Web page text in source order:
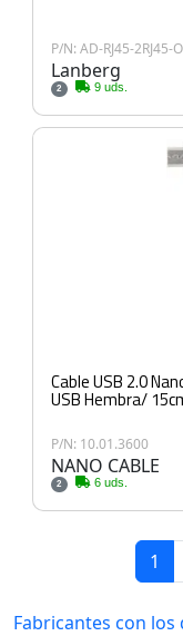
P/N: AD-RJ45-2RJ45-
Lanberg
2 9 uds.
Cable USB 2.0
USB Hembra/
P/N: 10.01.3600
NANO CABLE
2 6 uds.
1
Fabricantes con